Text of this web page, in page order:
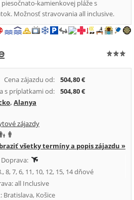
kamienkovej pláže s
Možnosť stravovania all inclusive.
Cena zájazdu od:
504,80 €
s príplatkami od:
504,80 €
, Alanya
zájazdy
všetky termíny a popis zájazdu »
Doprava:
8, 7, 6, 11, 10, 12, 15, 14 dňové
all Inclusive
Bratislava, Košice